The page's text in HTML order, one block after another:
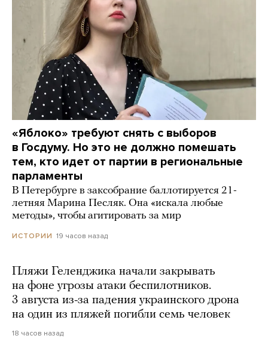
«Яблоко» требуют снять с выборов
в Госдуму. Но это не должно помешать
тем, кто идет от партии в региональные
парламенты
В Петербурге в заксобрание баллотируется 21-
летняя Марина Песляк. Она «искала любые
методы», чтобы агитировать за мир
ИСТОРИИ 19 часов назад
Пляжи Геленджика начали закрывать
на фоне угрозы атаки беспилотников.
3 августа из-за падения украинского дрона
на один из пляжей погибли семь человек
18 часов назад